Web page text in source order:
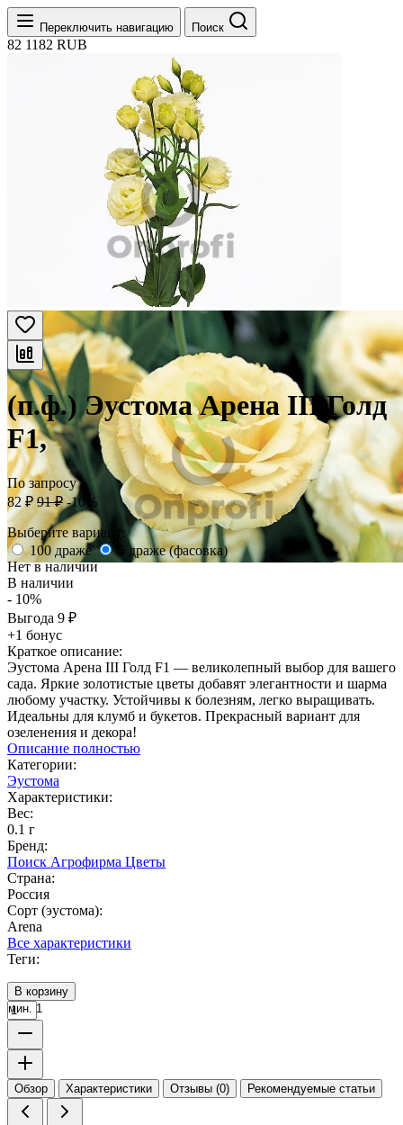
Переключить навигацию Поиск
82 1182 RUB
(п.ф.) Эустома Арена III Голд
F1,
По запросу
82 ₽ 91 ₽ -10%
Выберите вариант:
100 драже
5 драже (фасовка)
Нет в наличии
В наличии
- 10%
Выгода 9 ₽
+1 бонус
Краткое описание:
Эустома Арена III Голд F1 — великолепный выбор для вашего
сада. Яркие золотистые цветы добавят элегантности и шарма
любому участку. Устойчивы к болезням, легко выращивать.
Идеальны для клумб и букетов. Прекрасный вариант для
озеленения и декора!
Описание полностью
Категории:
Эустома
Характеристики:
Вес:
0.1 г
Бренд:
Поиск Агрофирма Цветы
Страна:
Россия
Сорт (эустома):
Arena
Все характеристики
Теги:
В корзину
мин. 1
Обзор Характеристики Отзывы (0) Рекомендуемые статьи